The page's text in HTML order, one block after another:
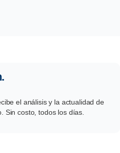
el análisis y la actualidad de
Sin costo, todos los días.